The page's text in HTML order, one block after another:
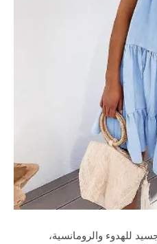
للهدوء والرومانسية،